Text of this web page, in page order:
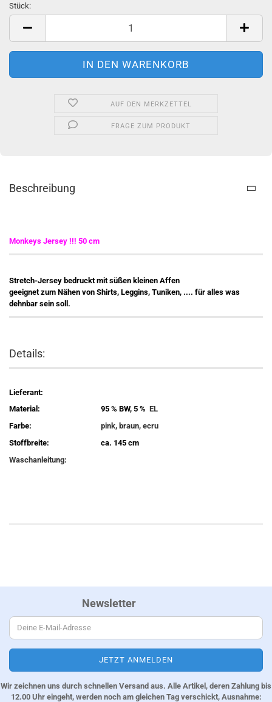
Stück:
Stück
AUF DEN MERKZETTEL
FRAGE ZUM PRODUKT
Beschreibung
Monkeys Jersey !!! 50 cm
Stretch-Jersey bedruckt mit süßen kleinen Affen
geeignet zum Nähen von Shirts, Leggins, Tuniken, .... für alles was
dehnbar sein soll.
Details:
Lieferant:
Material:
95 % BW, 5 % EL
Farbe:
pink, braun, ecru
Stoffbreite:
ca. 145 cm
Waschanleitung:
Newsletter
Wir zeichnen uns durch schnellen Versand aus. Alle Artikel, deren Zahlung bis
12.00 Uhr eingeht, werden noch am gleichen Tag verschickt, Ausnahme: